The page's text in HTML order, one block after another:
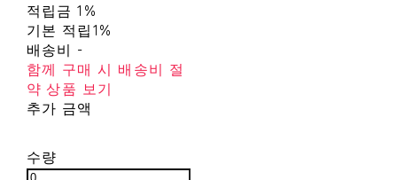
적립금 1%
기본 적립 1%
배송비 -
함께 구매 시 배송비 절
약 상품 보기
추가 금액
수량